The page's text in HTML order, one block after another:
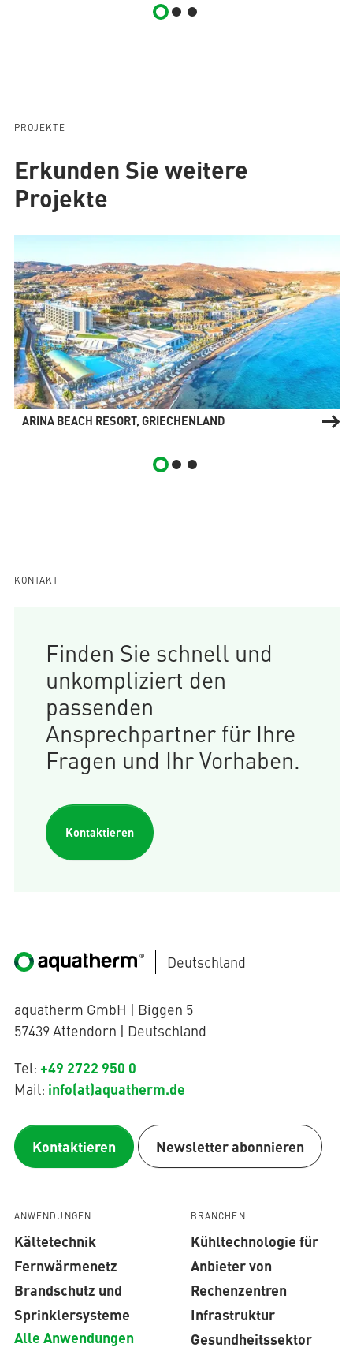
PROJEKTE
Erkunden Sie weitere
Projekte
ARINA BEACH RESORT, GRIECHENLAND
KONTAKT
Finden Sie schnell und
unkompliziert den
passenden
Ansprechpartner für Ihre
Fragen und Ihr Vorhaben.
Kontaktieren
Deutschland
aquatherm GmbH | Biggen 5
57439 Attendorn | Deutschland
Tel: +49 2722 950 0
Mail: info(at)aquatherm.de
Kontaktieren Newsletter abonnieren
ANWENDUNGEN
Kältetechnik
Fernwärmenetz
Brandschutz und
Sprinklersysteme
Alle Anwendungen
BRANCHEN
Kühltechnologie für
Anbieter von
Rechenzentren
Infrastruktur
Gesundheitssektor